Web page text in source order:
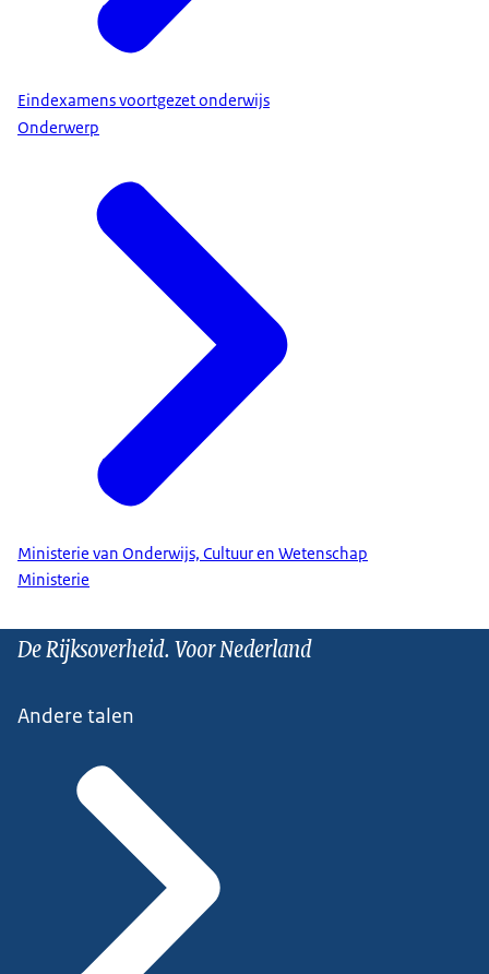
Eindexamens voortgezet onderwijs
Onderwerp
Ministerie van Onderwijs, Cultuur en Wetenschap
Ministerie
De Rijksoverheid. Voor Nederland
Andere talen